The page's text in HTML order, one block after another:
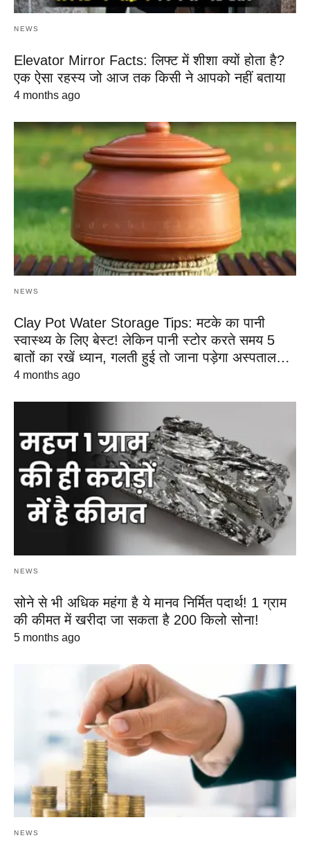
NEWS
Elevator Mirror Facts: लिफ्ट में शीशा क्यों होता है?
एक ऐसा रहस्य जो आज तक किसी ने आपको नहीं बताया
4 months ago
NEWS
Clay Pot Water Storage Tips: मटके का पानी
स्वास्थ्य के लिए बेस्ट! लेकिन पानी स्टोर करते समय 5
बातों का रखें ध्यान, गलती हुई तो जाना पड़ेगा अस्पताल…
4 months ago
NEWS
सोने से भी अधिक महंगा है ये मानव निर्मित पदार्थ! 1 ग्राम
की कीमत में खरीदा जा सकता है 200 किलो सोना!
5 months ago
NEWS